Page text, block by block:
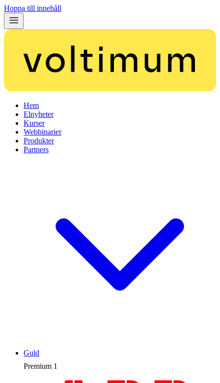
Hoppa till innehåll
Hem
Elnyheter
Kurser
Webbinarier
Produkter
Partners
Premium 1
Guld